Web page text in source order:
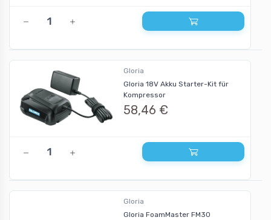
Gloria
Gloria 18V Akku Starter-Kit für
Kompressor
58,46 €
Gloria
Gloria FoamMaster FM30